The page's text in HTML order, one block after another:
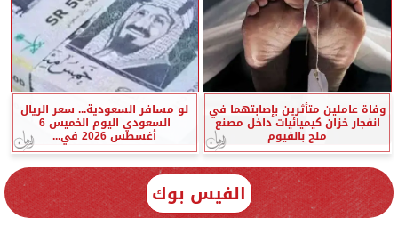
وفاة عاملين متأثرين بإصابتهما في
انفجار خزان كيميائيات داخل مصنع
ملح بالفيوم
لو مسافر السعودية... سعر الريال
السعودي اليوم الخميس 6
أغسطس 2026 في...
الفيس بوك